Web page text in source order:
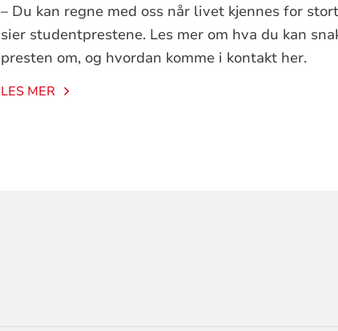
– Du kan regne med oss når livet kjennes for
sier studentprestene. Les mer om hva du kan
presten om, og hvordan komme i kontakt her.
LES MER